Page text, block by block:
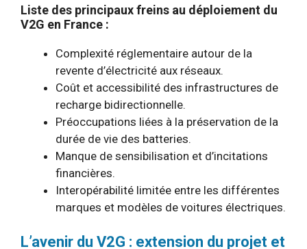
Liste des principaux freins au déploiement du
V2G en France :
Complexité réglementaire autour de la
revente d’électricité aux réseaux.
Coût et accessibilité des infrastructures de
recharge bidirectionnelle.
Préoccupations liées à la préservation de la
durée de vie des batteries.
Manque de sensibilisation et d’incitations
financières.
Interopérabilité limitée entre les différentes
marques et modèles de voitures électriques.
L’avenir du V2G : extension du projet et